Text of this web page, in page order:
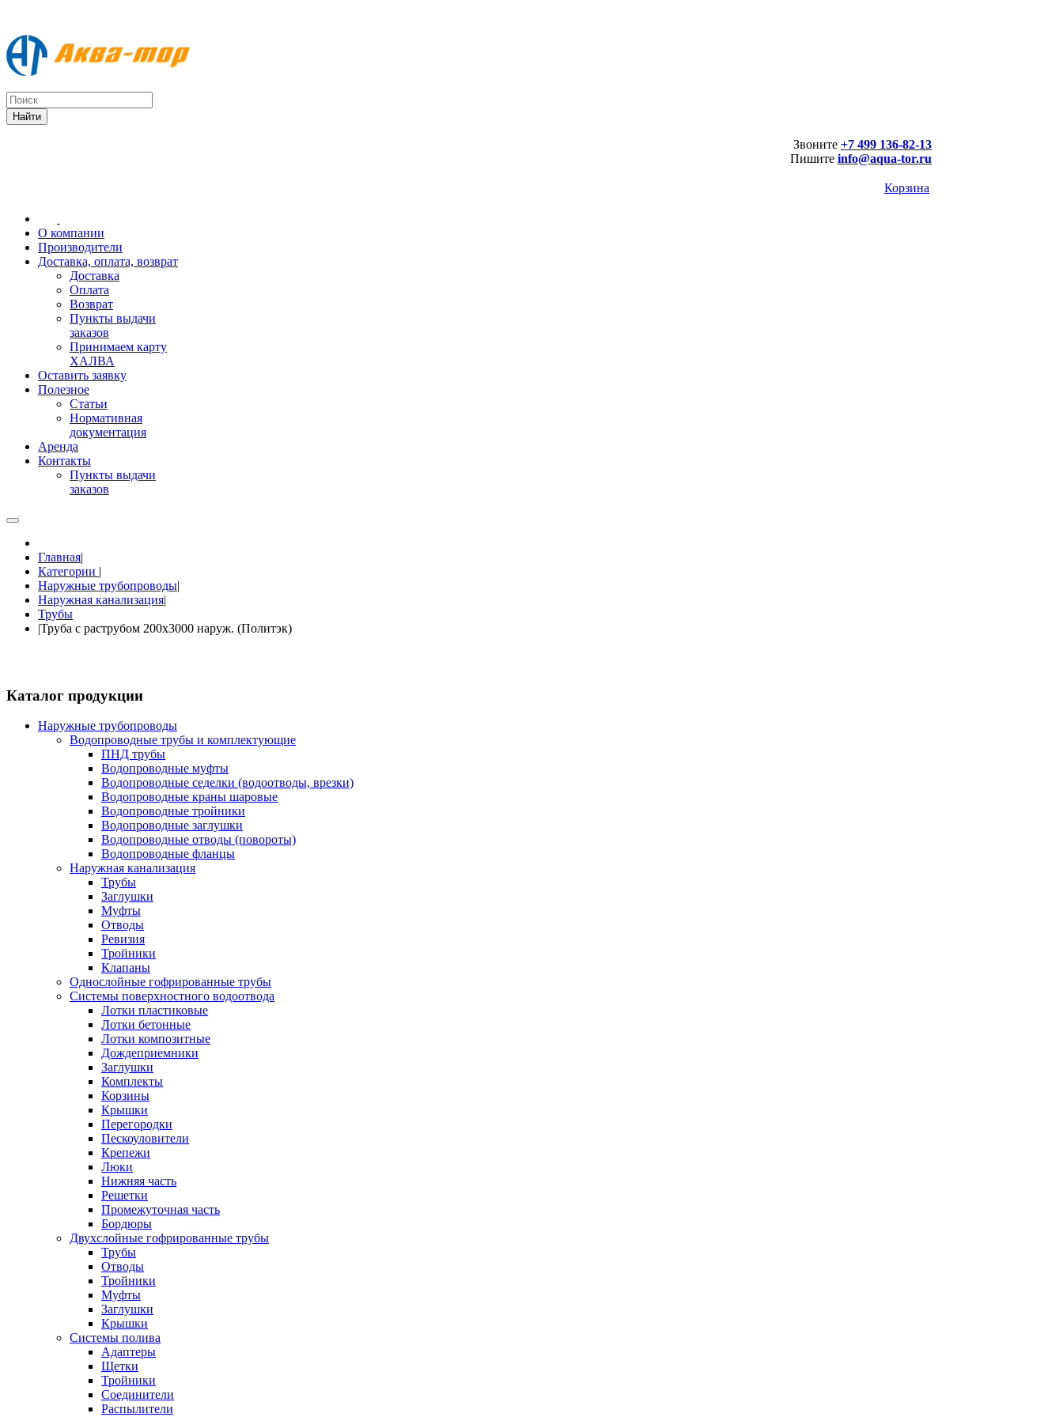
Звоните +7 499 136-82-13
Пишите info@aqua-tor.ru
Корзина
О компании
Производители
Доставка, оплата, возврат
Доставка
Оплата
Возврат
Пункты выдачи
заказов
Принимаем карту
ХАЛВА
Оставить заявку
Полезное
Статьи
Нормативная
документация
Аренда
Контакты
Пункты выдачи
заказов
Главная|
Категории |
Наружные трубопроводы|
Наружная канализация|
Трубы
|Труба с раструбом 200х3000 наруж. (Политэк)
Каталог продукции
Наружные трубопроводы
Водопроводные трубы и комплектующие
ПНД трубы
Водопроводные муфты
Водопроводные седелки (водоотводы, врезки)
Водопроводные краны шаровые
Водопроводные тройники
Водопроводные заглушки
Водопроводные отводы (повороты)
Водопроводные фланцы
Наружная канализация
Трубы
Заглушки
Муфты
Отводы
Ревизия
Тройники
Клапаны
Однослойные гофрированные трубы
Системы поверхностного водоотвода
Лотки пластиковые
Лотки бетонные
Лотки композитные
Дождеприемники
Заглушки
Комплекты
Корзины
Крышки
Перегородки
Пескоуловители
Крепежи
Люки
Нижняя часть
Решетки
Промежуточная часть
Бордюры
Двухслойные гофрированные трубы
Трубы
Отводы
Тройники
Муфты
Заглушки
Крышки
Системы полива
Адаптеры
Щетки
Тройники
Соединители
Распылители